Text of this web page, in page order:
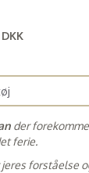
der
ferie.
forståelse